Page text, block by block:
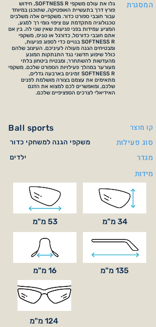
גלו את עולם משקפי SOFTNESS R, חידוש
פורץ דרך בתעשיית האופטיקה, שתוכנן במיוחד
עבור חובבי ספורט כדור. משקפיים אלה משלבים
טכנולוגיה מתקדמת עם ציפוי גומי רך למגע,
המציע עמידות בפני פגיעות שאין שני לה. בין אם
אתם חובבי כדורסל, כדורגל או טניס, משקפי
SOFTNESS R בנויים כדי לספוג פגיעות,
ומבטיחים הגנה מעולה לעיניכם. העיצוב שלהם
כולל שיפוע חדשני נגד התנתקות המונע
מהעדשות להשתחרר, ומבטיח ביטחון בלתי
מעורער במהלך פעילויות הספורט שלכם. משקפי
SOFTNESS R זמינים בארבעה גדלים,
מתאימים את עצמם בצורה מושלמת לפנים
שלכם, ומאפשרים לכם למצוא את הדגם
האידיאלי לצרכים הספציפיים שלכם.
המסגרת
Ball sports קו מוצר
משקפי הגנה למשחקי כדור סוג פעילות
ילדים
מגדר
מידות
53 מ"מ 34 מ"מ
16 מ"מ 135 מ"מ
124 מ"מ